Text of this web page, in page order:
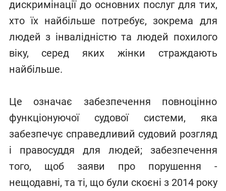
дискримінації до основних послуг для тих,
хто їх найбільше потребує, зокрема для
людей з інвалідністю та людей похилого
віку, серед яких жінки страждають
найбільше.
Це означає забезпечення повноцінно
функціонуючої судової системи, яка
забезпечує справедливий судовий розгляд
і правосуддя для людей; забезпечення
того, щоб заяви про порушення -
нещодавні, та ті, що були скоєні з 2014 року